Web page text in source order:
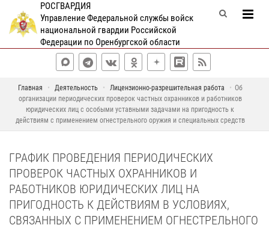
РОСГВАРДИЯ
Управление Федеральной службы войск
национальной гвардии Российской
Федерации по Оренбургской области
Главная Деятельность Лицензионно-разрешительная работа
Об
организации периодических проверок частных охранников и работников
юридических лиц с особыми уставными задачами на пригодность к
действиям с применением огнестрельного оружия и специальных средств
ГРАФИК ПРОВЕДЕНИЯ ПЕРИОДИЧЕСКИХ
ПРОВЕРОК ЧАСТНЫХ ОХРАННИКОВ И
РАБОТНИКОВ ЮРИДИЧЕСКИХ ЛИЦ НА
ПРИГОДНОСТЬ К ДЕЙСТВИЯМ В УСЛОВИЯХ,
СВЯЗАННЫХ С ПРИМЕНЕНИЕМ ОГНЕСТРЕЛЬНОГО